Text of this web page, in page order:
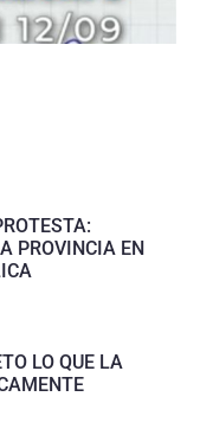
PROVINCIA EN
LO QUE LA